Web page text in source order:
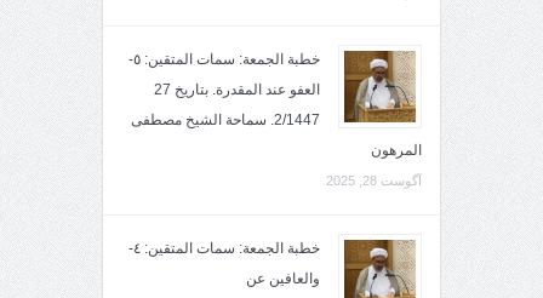
خطبة الجمعة: سمات المتقين: ٥-
العفو عند المقدرة. بتاريخ 27
2/1447. سماحة الشيخ مصطفى
المرهون
آگوست 28, 2025
خطبة الجمعة: سمات المتقين: ٤-
والعافين عن